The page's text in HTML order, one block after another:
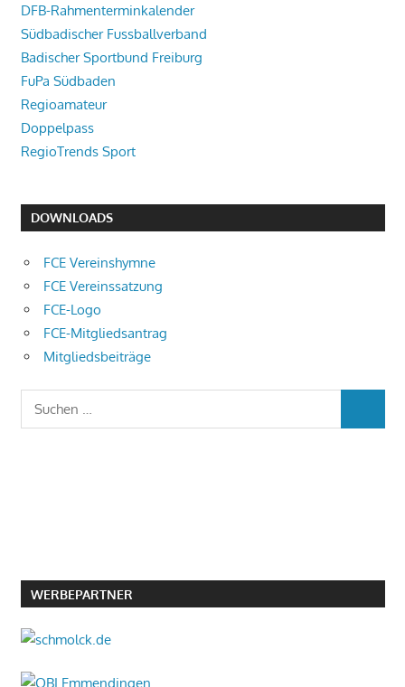
DFB-Rahmenterminkalender
Südbadischer Fussballverband
Badischer Sportbund Freiburg
FuPa Südbaden
Regioamateur
Doppelpass
RegioTrends Sport
DOWNLOADS
FCE Vereinshymne
FCE Vereinssatzung
FCE-Logo
FCE-Mitgliedsantrag
Mitgliedsbeiträge
Suchen
nach:
WERBEPARTNER